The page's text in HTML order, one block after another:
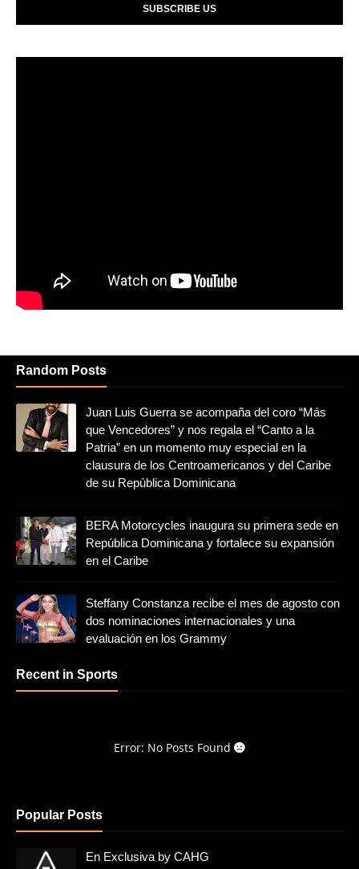
SUBSCRIBE US
Random Posts
Juan Luis Guerra se acompaña del coro “Más
que Vencedores” y nos regala el “Canto a la
Patria” en un momento muy especial en la
clausura de los Centroamericanos y del Caribe
de su República Dominicana
BERA Motorcycles inaugura su primera sede en
República Dominicana y fortalece su expansión
en el Caribe
Steffany Constanza recibe el mes de agosto con
dos nominaciones internacionales y una
evaluación en los Grammy
Recent in Sports
Error: No Posts Found
Popular Posts
En Exclusiva by CAHG